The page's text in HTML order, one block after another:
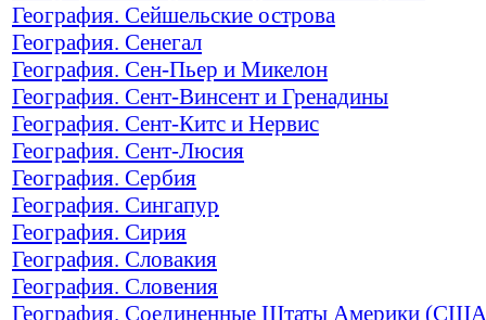
География. Сейшельские острова
География. Сенегал
География. Сен-Пьер и Микелон
География. Сент-Винсент и Гренадины
География. Сент-Китс и Нервис
География. Сент-Люсия
География. Сербия
География. Сингапур
География. Сирия
География. Словакия
География. Словения
География. Соединенные Штаты Америки